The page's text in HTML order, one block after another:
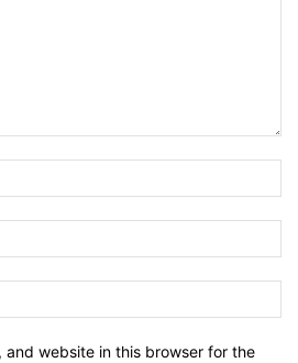
and website in this browser for the